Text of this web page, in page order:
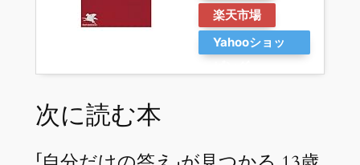
楽天市場
Yahooショッ
次に読む本